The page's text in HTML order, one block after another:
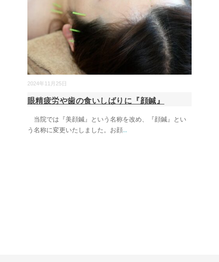
2024年11月25日
眼精疲労や歯の食いしばりに『顔鍼』
当院では『美顔鍼』という名称を改め、『顔鍼』とい
う名称に変更いたしました。お顔...